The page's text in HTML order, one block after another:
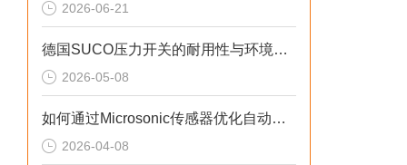
2026-06-21
德国SUCO压力开关的耐用性与环境适应性分析
2026-05-08
如何通过Microsonic传感器优化自动化流程？
2026-04-08